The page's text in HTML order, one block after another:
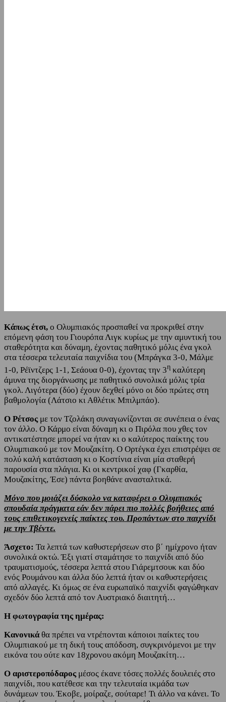
Κάπως έτσι, ο Ολυμπιακός προσπαθεί να προκριθεί στην
επόμενη φάση του Γιουρόπα Λιγκ κυρίως με την αμυντική του
σταθερότητα και δύναμη, έχοντας παθητικό μόλις ένα γκολ
στα τέσσερα τελευταία παιχνίδια του (Μπράγκα 3-0, Μάλμε
1-0, Ρέϊντζερς 1-1, Σεάουα 0-0), έχοντας την 3η καλύτερη
άμυνα της διοργάνωσης με παθητικό συνολικά μόλις τρία
γκολ. Λιγότερα (δύο) έχουν δεχθεί μόνο οι δύο πρώτες στη
βαθμολογία (Λάτσιο κι Αθλέτικ Μπιλμπάο).
Ο Ρέτσος με τον Τζολάκη συναγωνίζονται σε συνέπεια ο ένας
τον άλλο. Ο Κάρμο είναι δύναμη κι ο Πιρόλα που χθες τον
αντικατέστησε μπορεί να ήταν κι ο καλύτερος παίκτης του
Ολυμπιακού με τον Μουζακίτη. Ο Ορτέγκα έχει επιστρέψει σε
πολύ καλή κατάσταση κι ο Κοστίνια είναι μία σταθερή
παρουσία στα πλάγια. Κι οι κεντρικοί χαφ (Γκαρθία,
Μουζακίτης, Έσε) πάντα βοηθάνε ανασταλτικά.
Μόνο που μοιάζει δύσκολο να καταφέρει ο Ολυμπιακός
σπουδαία πράγματα εάν δεν πάρει πιο πολλές βοήθειες από
τους επιθετικογενείς παίκτες του. Προπάντων στο παιχνίδι
με την Τβέντε.
Άσχετο: Τα λεπτά των καθυστερήσεων στο β΄ ημίχρονο ήταν
συνολικά οκτώ. Έξι γιατί σταμάτησε το παιχνίδι από δύο
τραυματισμούς, τέσσερα λεπτά στου Γιάρεμτσουκ και δύο
ενός Ρουμάνου και άλλα δύο λεπτά ήταν οι καθυστερήσεις
από αλλαγές. Κι όμως σε ένα ευρωπαϊκό παιχνίδι φαγώθηκαν
σχεδόν δύο λεπτά από τον Αυστριακό διαιτητή…
Η φωτογραφία της ημέρας:
Κανονικάθα πρέπει να ντρέπονται κάποιοι παίκτες του
Ολυμπιακού με τη δική τους απόδοση, συγκρινόμενοι με την
εικόνα του ούτε καν 18χρονου ακόμη Μουζακίτη…
Ο αριστεροπόδαρος μέσος έκανε τόσες πολλές δουλειές στο
παιχνίδι, που κατέθεσε και την τελευταία ικμάδα των
δυνάμεων του. Έκοβε, μοίραζε, σούταρε! Τι άλλο να κάνει. Το